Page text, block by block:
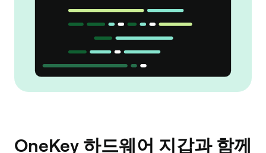
OneKey 하드웨어 지갑과 함께